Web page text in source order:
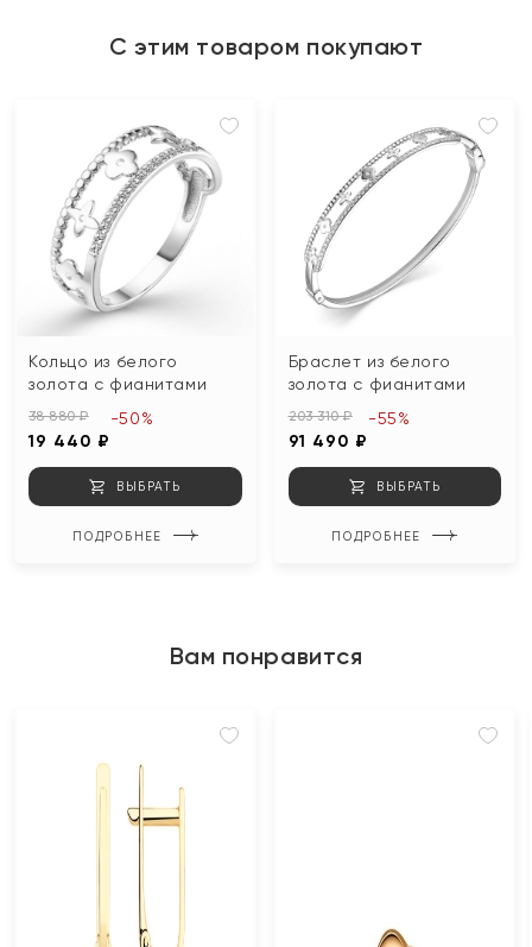
С этим товаром покупают
Кольцо из белого
золота с фианитами
38 880 ₽
19 440 ₽
-50%
ВЫБРАТЬ
ПОДРОБНЕЕ
Браслет из белого
золота с фианитами
203 310 ₽
91 490 ₽
-55%
ВЫБРАТЬ
ПОДРОБНЕЕ
Вам понравится